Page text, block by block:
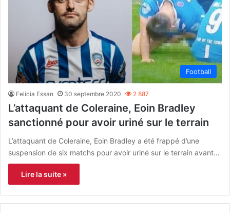
Football
Felicia Essan 30 septembre 2020 2 887
L’attaquant de Coleraine, Eoin Bradley
sanctionné pour avoir uriné sur le terrain
L’attaquant de Coleraine, Eoin Bradley a été frappé d’une
suspension de six matchs pour avoir uriné sur le terrain avant…
Lire la suite »